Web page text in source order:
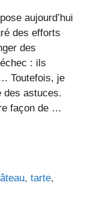
aujourd’hui
des efforts
des
: ils
Toutefois, je
des astuces.
façon de …
,tarte,